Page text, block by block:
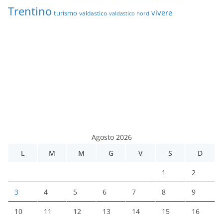
Trentino turismo valdastico valdastico nord vivere
Agosto 2026
L
M M G V S D
1 2
3 4 5 6 7 8 9
10 11 12 13 14 15 16